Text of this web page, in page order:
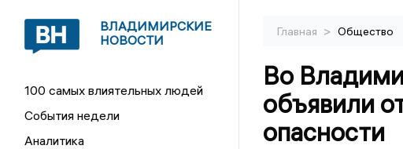
ВЛАДИМИРСКИЕ
НОВОСТИ
100 самых влиятельных людей
События недели
Аналитика
Главная > Общество
Во
объявили
опасности